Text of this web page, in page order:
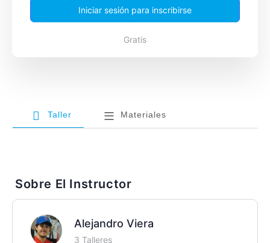
Taller Materiales
Sobre El Instructor
Alejandro Viera
3 Talleres
Iniciar sesión para inscribirse
Gratis